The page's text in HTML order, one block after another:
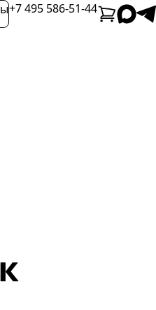
+7 495 586-51-44